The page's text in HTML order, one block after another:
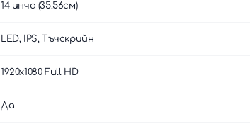
14 инча (35.56см)
LED, IPS, Тъчскрийн
1920x1080 Full HD
Да